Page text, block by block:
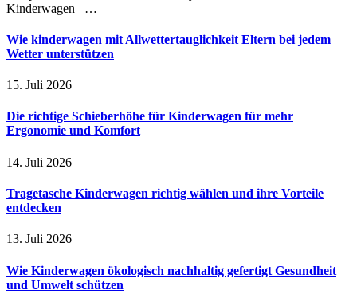
Kinderwagen –…
Wie kinderwagen mit Allwettertauglichkeit Eltern bei jedem
Wetter unterstützen
15. Juli 2026
Die richtige Schieberhöhe für Kinderwagen für mehr
Ergonomie und Komfort
14. Juli 2026
Tragetasche Kinderwagen richtig wählen und ihre Vorteile
entdecken
13. Juli 2026
Wie Kinderwagen ökologisch nachhaltig gefertigt Gesundheit
und Umwelt schützen